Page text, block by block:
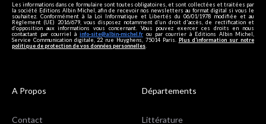
Les informations dans ce formulaire sont toutes obligatoires, et sont collectées et traitées par
la société Editions Albin Michel, afin de recevoir nos newsletters au format digital si vous le
souhaitez. Conformément à la Loi Informatique et Libertés du 06/01/1978 modifiée et au
Règlement (UE) 2016/679, vous disposez notamment d'un droit d'accès, de rectification et
d’opposition aux informations vous concernant. Vous pouvez exercer ces droits en nous
contactant par courriel à info-site@albin-michel.fr ou par courrier à Editions Albin Michel,
Service Communication digitale, 22 rue Huyghens, 75014 Paris. Plus d’information sur notre
politique de protection de vos données personnelles
A Propos
Contact
Départements
Littérature